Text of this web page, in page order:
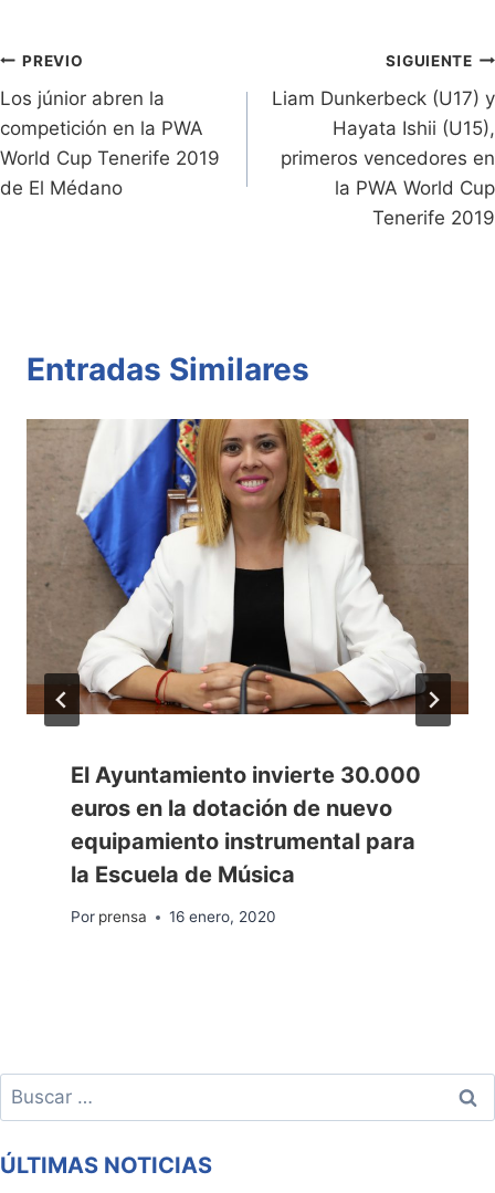
dl
y
k
o
Navegación
de
entradas
PREVIO
Los júnior abren la
competición en la PWA
World Cup Tenerife 2019
de El Médano
SIGUIENTE
Liam Dunkerbeck (U17) y
Hayata Ishii (U15),
primeros vencedores en
la PWA World Cup
Tenerife 2019
Entradas Similares
El Ayuntamiento invierte 30.000
euros en la dotación de nuevo
equipamiento instrumental para
la Escuela de Música
Por prensa 16 enero, 2020
Buscar:
ÚLTIMAS NOTICIAS